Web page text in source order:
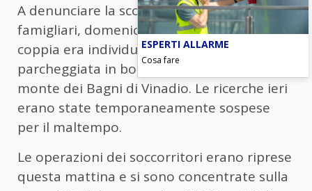
A denunciare la scomparsa erano stati i
famigliari, domenica sera. L’auto della
coppia era individuata, lunedì mattina,
parcheggiata in borgata San Bernolfo, a
monte dei Bagni di Vinadio. Le ricerche ieri
erano state temporaneamente sospese
per il maltempo.
Le operazioni dei soccorritori erano riprese
questa mattina e si sono concentrate sulla
ESPERTI ALLARME
Cosa fare